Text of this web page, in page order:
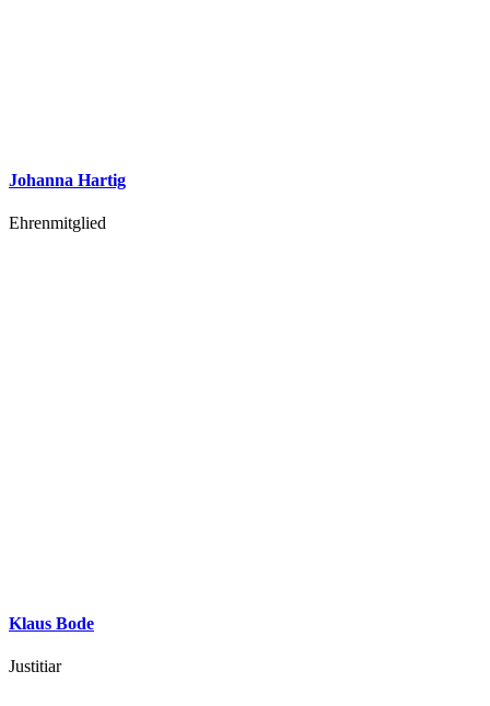
Johanna Hartig
Ehrenmitglied
Klaus Bode
Justitiar